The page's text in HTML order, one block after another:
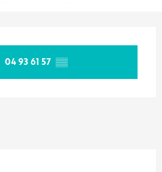
04 93 61 57 ▒▒